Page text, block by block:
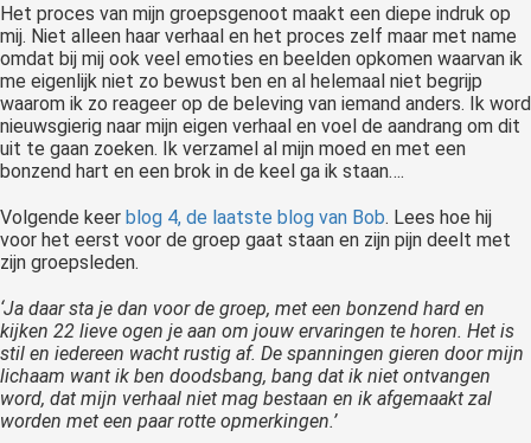
Het proces van mijn groepsgenoot maakt een diepe indruk op
mij. Niet alleen haar verhaal en het proces zelf maar met name
omdat bij mij ook veel emoties en beelden opkomen waarvan ik
me eigenlijk niet zo bewust ben en al helemaal niet begrijp
waarom ik zo reageer op de beleving van iemand anders. Ik word
nieuwsgierig naar mijn eigen verhaal en voel de aandrang om dit
uit te gaan zoeken. Ik verzamel al mijn moed en met een
bonzend hart en een brok in de keel ga ik staan….
Volgende keer blog 4, de laatste blog van Bob. Lees hoe hij
voor het eerst voor de groep gaat staan en zijn pijn deelt met
zijn groepsleden.
‘Ja daar sta je dan voor de groep, met een bonzend hard en
kijken 22 lieve ogen je aan om jouw ervaringen te horen. Het is
stil en iedereen wacht rustig af. De spanningen gieren door mijn
lichaam want ik ben doodsbang, bang dat ik niet ontvangen
word, dat mijn verhaal niet mag bestaan en ik afgemaakt zal
worden met een paar rotte opmerkingen.’